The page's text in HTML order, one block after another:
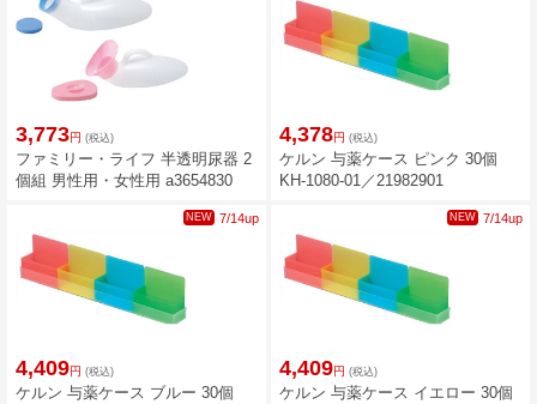
3,773円 (税込)
ファミリー・ライフ 半透明尿器 2
個組 男性用・女性用 a3654830
4,378円 (税込)
ケルン 与薬ケース ピンク 30個
KH-1080-01／21982901
NEW 7/14up
4,409円 (税込)
ケルン 与薬ケース ブルー 30個
NEW 7/14up
4,409円 (税込)
ケルン 与薬ケース イエロー 30個